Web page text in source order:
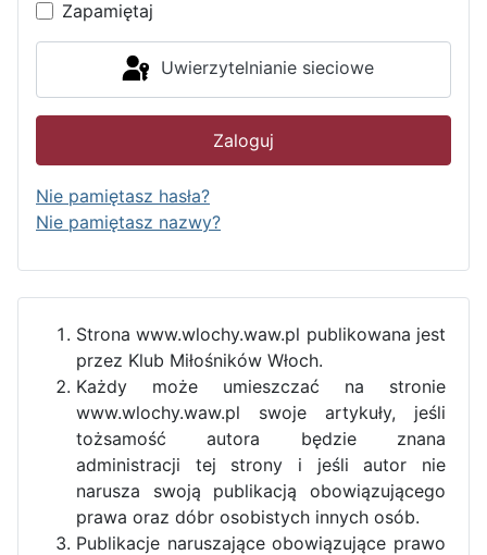
Zapamiętaj
Uwierzytelnianie sieciowe
Zaloguj
Nie pamiętasz hasła?
Nie pamiętasz nazwy?
Strona www.wlochy.waw.pl publikowana jest
przez Klub Miłośników Włoch.
Każdy może umieszczać na stronie
www.wlochy.waw.pl swoje artykuły, jeśli
tożsamość autora będzie znana
administracji tej strony i jeśli autor nie
narusza swoją publikacją obowiązującego
prawa oraz dóbr osobistych innych osób.
Publikacje naruszające obowiązujące prawo